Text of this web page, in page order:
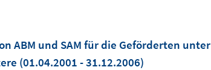
ABM und SAM für die Geförderten unter
(01.04.2001 - 31.12.2006)